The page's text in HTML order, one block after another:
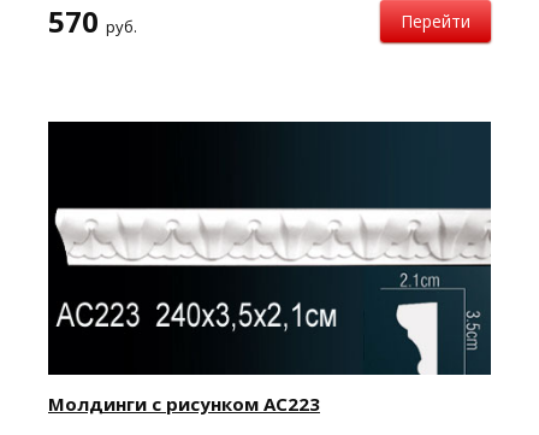
570 руб. Перейти
Молдинги с рисунком AC223